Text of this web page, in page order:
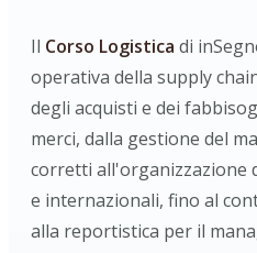
Il Corso Logistica di
operativa della supply
degli acquisti e dei
merci, dalla gestione del
corretti all'organizzazione
e internazionali, fino al
alla reportistica per il